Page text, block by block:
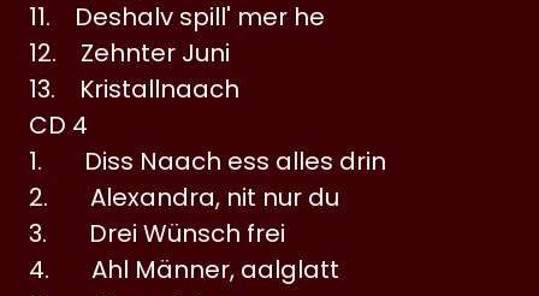
11. Deshalv spill' mer he
12. Zehnter Juni
13. Kristallnaach
CD 4
1. Diss Naach ess alles drin
2. Alexandra, nit nur du
3. Drei Wünsch frei
4. Ahl Männer, aalglatt